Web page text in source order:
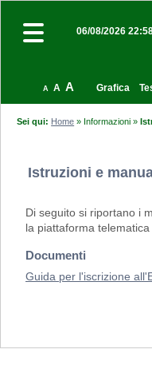
06/08/2026
A A A Grafica
Sei qui: Home » Informazioni »
Istruzioni e
Di seguito si riportano i
la piattaforma telematica
Documenti
Guida per l'iscrizione